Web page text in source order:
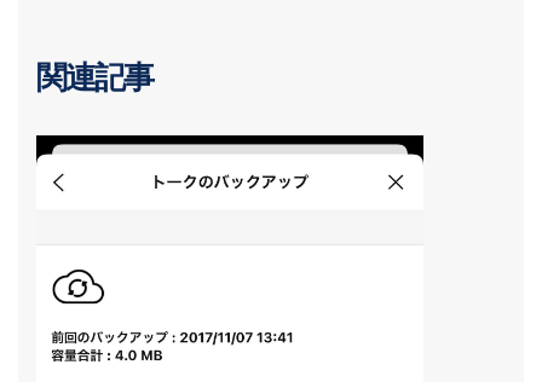
関連記事